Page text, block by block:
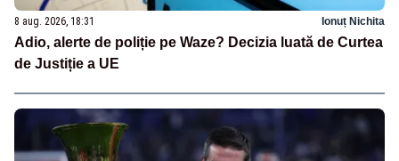
8 aug. 2026, 18:31 Ionuț Nichita
Adio, alerte de poliție pe Waze? Decizia luată de Curtea
de Justiție a UE